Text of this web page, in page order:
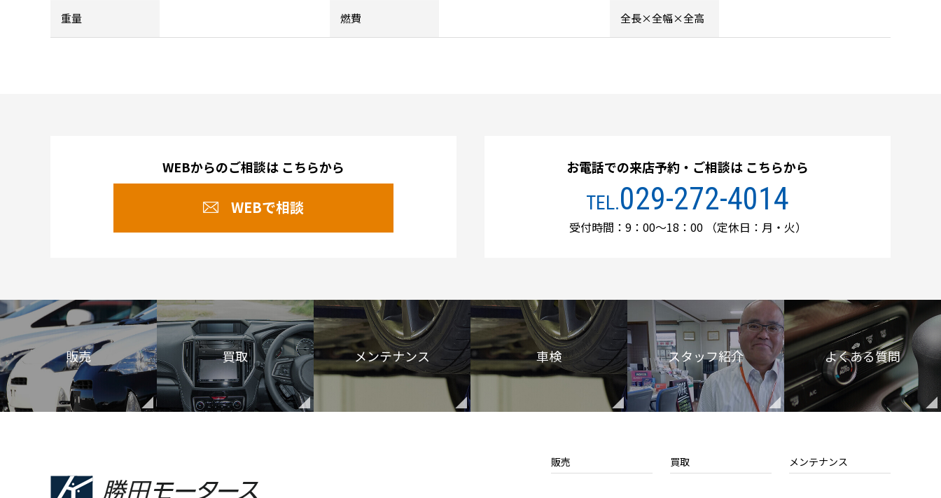
重量 燃費 全長×全幅×全高
WEBからのご相談は こちらから
WEBで相談
お電話での来店予約・ご相談は こちらから
TEL.029-272-4014
受付時間：9：00～18：00（定休日：月・火）
販売 買取 メンテナンス 車検 スタッフ紹介 よくある質問
販売 買取 メンテナンス